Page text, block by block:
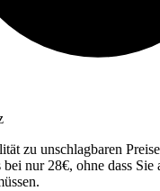
zu unschlagbaren
bei nur 28€, ohne dass Sie